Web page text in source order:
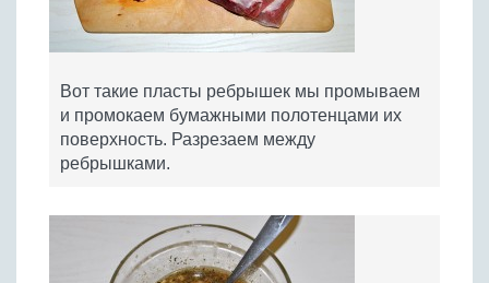
Вот такие пласты ребрышек мы промываем
и промокаем бумажными полотенцами их
поверхность. Разрезаем между
ребрышками.